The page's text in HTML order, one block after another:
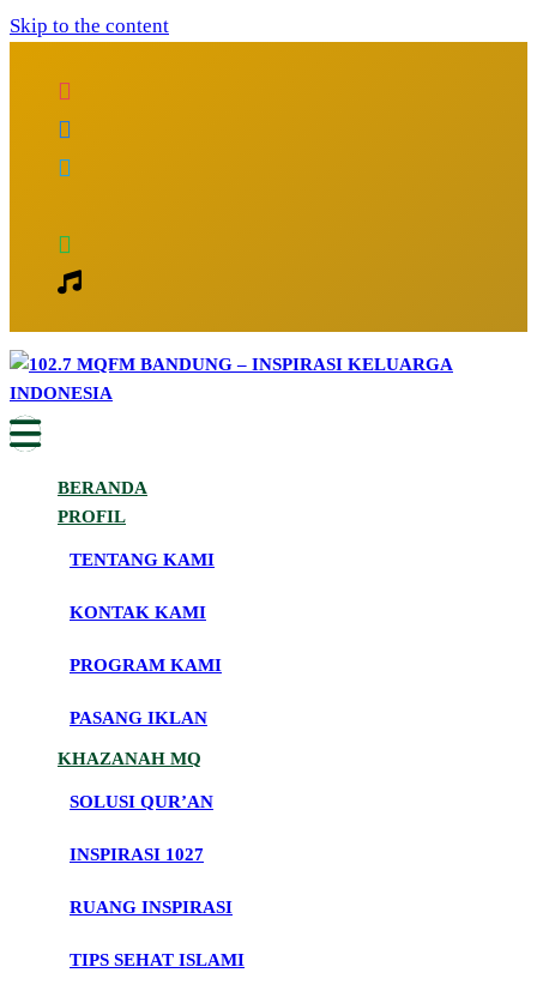
Skip to the content
102.7 MQFM Bandung – Inspirasi
Keluarga Indonesia
Inspirasi Keluarga Indonesia
BERANDA
PROFIL
TENTANG KAMI
KONTAK KAMI
PROGRAM KAMI
PASANG IKLAN
KHAZANAH MQ
SOLUSI QUR’AN
INSPIRASI 1027
RUANG INSPIRASI
TIPS SEHAT ISLAMI